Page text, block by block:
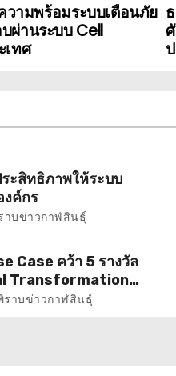
วามพร้อมระบบเตือนภัย
ผ่านระบบ Cell
ทศ
ะสิทธิภาพให้ระบบ
ค์กร
าบข่าวกาฬสินธุ์
Case คว้า 5 รางวัล
Transformation
ย TM Forum ต่อ
ราบข่าวกาฬสินธุ์